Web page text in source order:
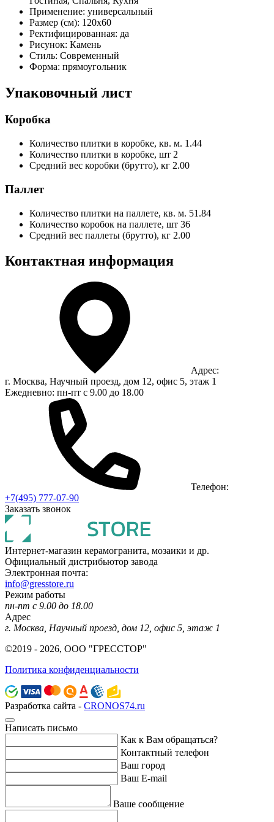
Применение: универсальный
Размер (см): 120x60
Ректифицированная: да
Рисунок: Камень
Стиль: Современный
Форма: прямоугольник
Упаковочный лист
Коробка
Количество плитки в коробке, кв. м. 1.44
Количество плитки в коробке, шт 2
Средний вес коробки (брутто), кг 2.00
Паллет
Количество плитки на паллете, кв. м. 51.84
Количество коробок на паллете, шт 36
Средний вес паллеты (брутто), кг 2.00
Контактная информация
Адрес:
г. Москва, Научный проезд, дом 12, офис 5, этаж 1
Ежедневно: пн-пт с 9.00 до 18.00
Телефон:
+7(495) 777-07-90
Заказать звонок
Интернет-магазин керамогранита, мозаики и др.
Официальный дистрибьютор завода
Электронная почта:
info@gresstore.ru
Режим работы
пн-пт с 9.00 до 18.00
Адрес
г. Москва, Научный проезд, дом 12, офис 5, этаж 1
©2019 - 2026, ООО "ГРЕССТОР"
Политика конфиденциальности
Разработка сайта - CRONOS74.ru
Написать письмо
Как к Вам обращаться?
Контактный телефон
Ваш город
Ваш E-mail
Ваше сообщение